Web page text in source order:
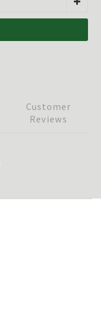
Customer
Reviews